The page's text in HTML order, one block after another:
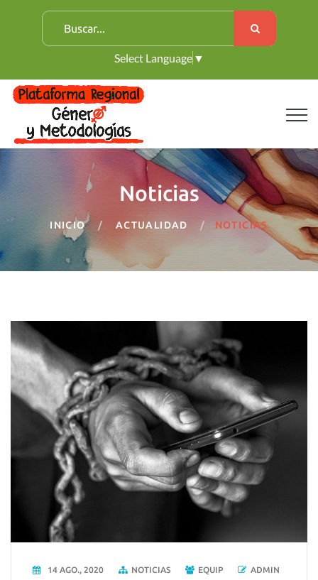
B
u
c
a
r
:
Select Language ▼
Noticias
INICIO ACTUALIDAD NOTICIAS
14 AGO., 2020 NOTICIAS EQUIP ADMIN